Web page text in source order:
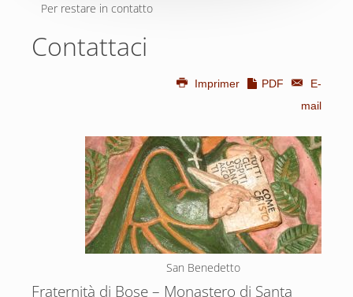
Per restare in contatto
Contattaci
Imprimer PDF
E-
mail
San Benedetto
Fraternità di Bose – Monastero di Santa